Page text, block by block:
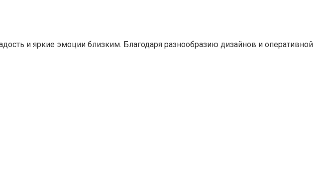
и яркие эмоции близким. Благодаря разнообразию дизайнов и оперативной